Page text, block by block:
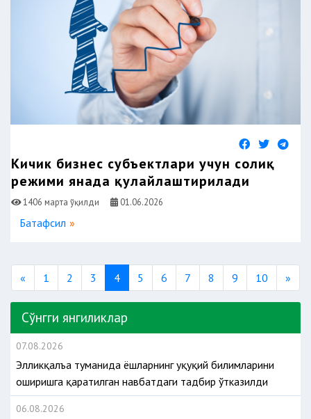
Кичик бизнес субъектлари учун солиқ
режими янада қулайлаштирилади
1406 марта ўқилди 01.06.2026
Батафсил
« Previous
1 2 3 4 5 6 7 8 9 10 »
Сўнгги янгиликлар
07.08.2026
Элликқалъа туманида ёшларнинг ҳуқуқий билимларини
оширишга қаратилган навбатдаги тадбир ўтказилди
06.08.2026